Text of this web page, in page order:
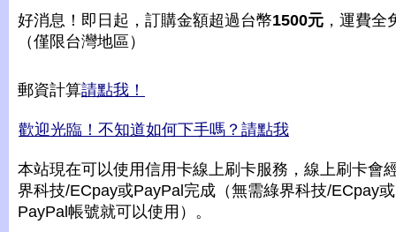
好消息！即日起，訂購金額超過台幣1500元 ，運費全
（僅限台灣地區）
郵資計算請點我！
歡迎光臨！不知道如何下手嗎？請點我
本站現在可以使用信用卡線上刷卡服務，線上刷卡會
界科技/ECpay或PayPal完成（無需綠界科技/ECpay或
PayPal帳號就可以使用）。